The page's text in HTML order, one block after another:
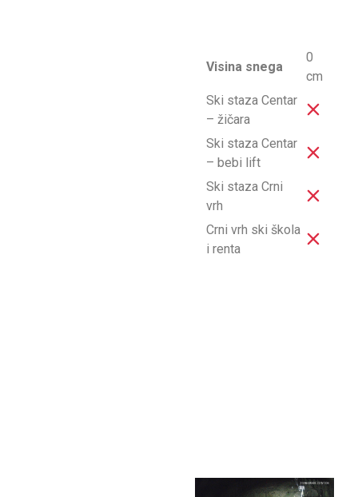
Visina snega
0
cm
Ski staza Centar
– žičara
Ski staza Centar
– bebi lift
Ski staza Crni
vrh
Crni vrh ski škola
i renta